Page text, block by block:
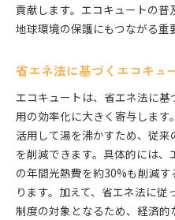
貢献します。エコキュートの普
地球環境の保護にもつながる重
省エネ法に基づくエコキュ
エコキュートは、省エネ法に
用の効率化に大きく寄与しま
活用して湯を沸かすため、従
を削減できます。具体的には
の年間光熱費を約30%も削減
ります。加えて、省エネ法に
制度の対象となるため、経済